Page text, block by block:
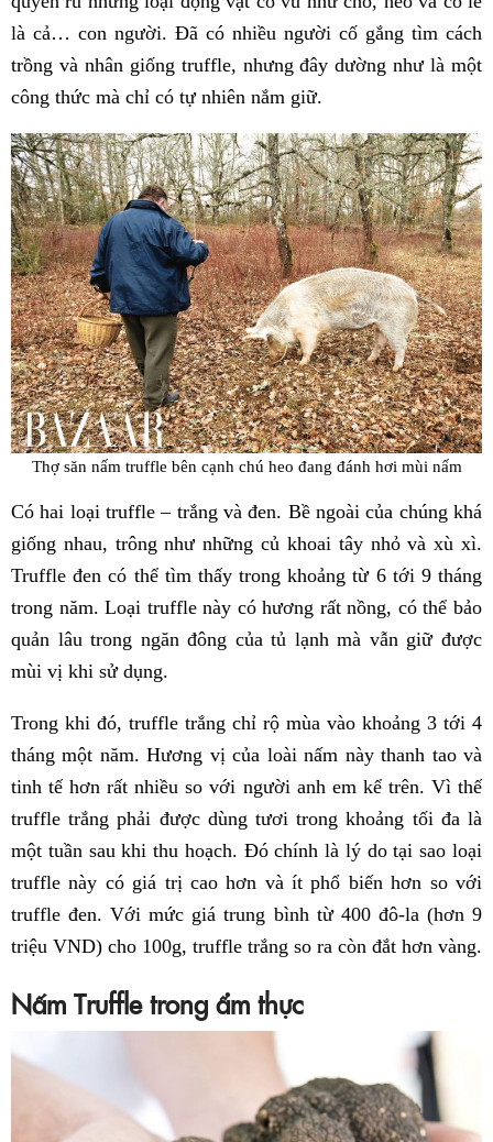
là cả… con người. Đã có nhiều người cố gắng tìm cách
trồng và nhân giống truffle, nhưng đây dường như là một
công thức mà chỉ có tự nhiên nắm giữ.
Thợ săn nấm truffle bên cạnh chú heo đang đánh hơi mùi nấm
Có hai loại truffle – trắng và đen. Bề ngoài của chúng khá
giống nhau, trông như những củ khoai tây nhỏ và xù xì.
Truffle đen có thể tìm thấy trong khoảng từ 6 tới 9 tháng
trong năm. Loại truffle này có hương rất nồng, có thể bảo
quản lâu trong ngăn đông của tủ lạnh mà vẫn giữ được
mùi vị khi sử dụng.
Trong khi đó, truffle trắng chỉ rộ mùa vào khoảng 3 tới 4
tháng một năm. Hương vị của loài nấm này thanh tao và
tinh tế hơn rất nhiều so với người anh em kể trên. Vì thế
truffle trắng phải được dùng tươi trong khoảng tối đa là
một tuần sau khi thu hoạch. Đó chính là lý do tại sao loại
truffle này có giá trị cao hơn và ít phổ biến hơn so với
truffle đen. Với mức giá trung bình từ 400 đô-la (hơn 9
triệu VND) cho 100g, truffle trắng so ra còn đắt hơn vàng.
Nấm Truffle trong ẩm thực